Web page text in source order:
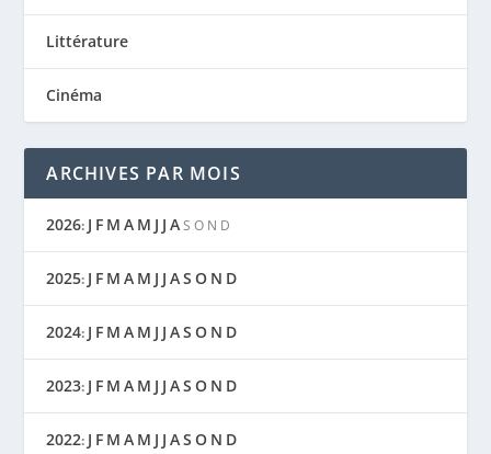
Littérature
Cinéma
ARCHIVES PAR MOIS
2026: J F M A M J J A S O N D
2025: J F M A M J J AS O N D
2024: J F M A M J J AS O N D
2023: J F M A M J J AS O N D
2022: J F M A M J J AS O N D